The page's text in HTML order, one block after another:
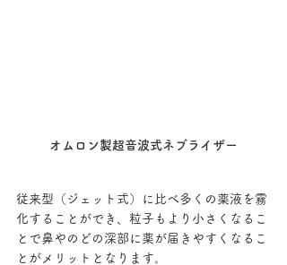
オムロン製超音波式ネブライザー
従来型（ジェット式）に比べ多くの薬液を霧
化することができ、粒子もより小さくなるこ
とで鼻やのどの深部に薬が届きやすくなるこ
とがメリットとなります。